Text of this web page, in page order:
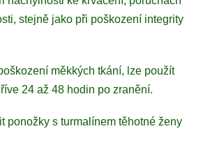
stejně jako při poškození integrity
měkkých tkání, lze použít
24 až 48 hodin po zranění.
ponožky s turmalínem těhotné ženy